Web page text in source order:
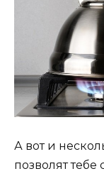
А вот и
позволят